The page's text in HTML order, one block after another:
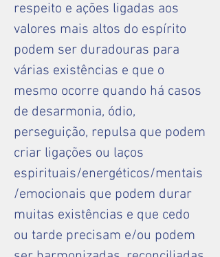
respeito e ações ligadas aos
valores mais altos do espírito
podem ser duradouras para
várias existências e que o
mesmo ocorre quando há casos
de desarmonia, ódio,
perseguição, repulsa que podem
criar ligações ou laços
espirituais/energéticos/mentais
/emocionais que podem durar
muitas existências e que cedo
ou tarde precisam e/ou podem